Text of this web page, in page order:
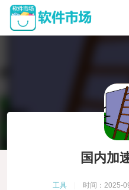
国内加
工具 时间：2025-